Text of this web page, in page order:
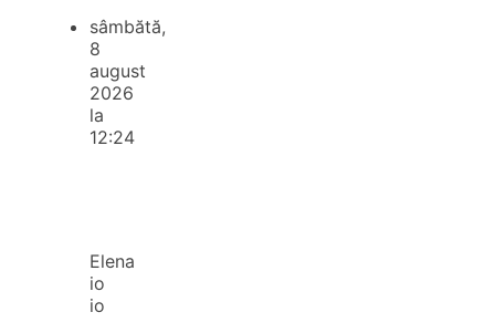
sâmbătă,
8
august
2026
la
12:24
Elena
io
io